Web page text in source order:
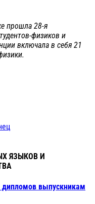
прошла 28-я
физиков и
включала в себя 21
ЯЗЫКОВ И
дипломов выпускникам